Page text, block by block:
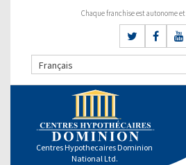
Chaque franchise est autonome
Français
Centres Hypothecaires Dominion
National Ltd.